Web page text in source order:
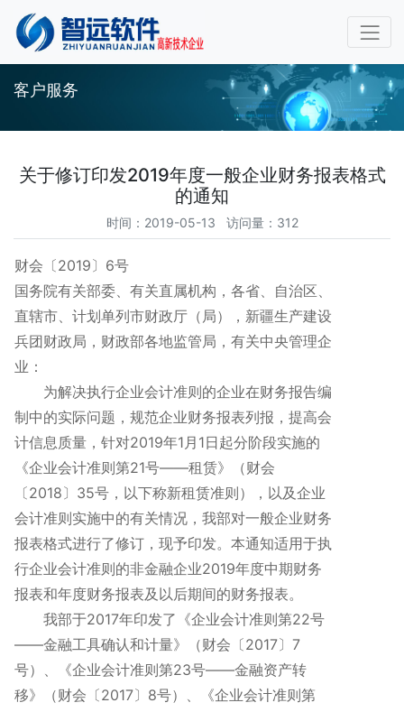
客户服务
关于修订印发2019年度一般企业财务报表格式
的通知
时间：2019-05-13 访问量：312
财会〔2019〕6号
国务院有关部委、有关直属机构，各省、自治区、
直辖市、计划单列市财政厅（局），新疆生产建设
兵团财政局，财政部各地监管局，有关中央管理企
业：
为解决执行企业会计准则的企业在财务报告编
制中的实际问题，规范企业财务报表列报，提高会
计信息质量，针对2019年1月1日起分阶段实施的
《企业会计准则第21号——租赁》（财会
〔2018〕35号，以下称新租赁准则），以及企业
会计准则实施中的有关情况，我部对一般企业财务
报表格式进行了修订，现予印发。本通知适用于执
行企业会计准则的非金融企业2019年度中期财务
报表和年度财务报表及以后期间的财务报表。
我部于2017年印发了《企业会计准则第22号
——金融工具确认和计量》（财会〔2017〕7
号）、《企业会计准则第23号——金融资产转
移》（财会〔2017〕8号）、《企业会计准则第